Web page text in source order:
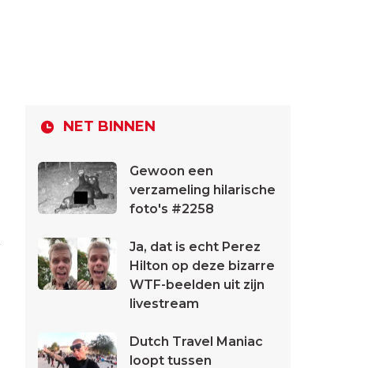
NET BINNEN
Gewoon een
verzameling hilarische
foto's #2258
Ja, dat is echt Perez
Hilton op deze bizarre
WTF-beelden uit zijn
livestream
Dutch Travel Maniac
loopt tussen